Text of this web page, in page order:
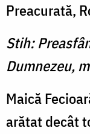
Preacurată,
Stih:
Dumnezeu,
Maică
arătat decât